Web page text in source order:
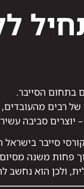
בתחום הסייבר.
רבים מהעובדים,
יוצרים סביבה
סייבר בישראל
ולכן הוא נחשב